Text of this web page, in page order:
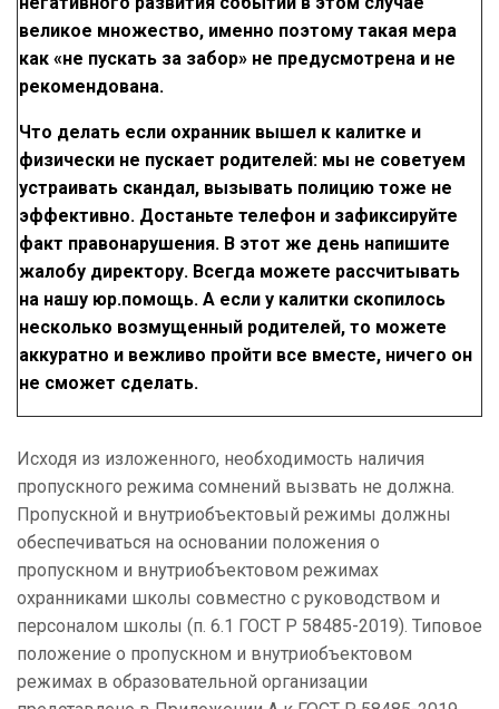
великое множество, именно поэтому такая мера
как «не пускать за забор» не предусмотрена и не
рекомендована.
Что делать если охранник вышел к калитке и
физически не пускает родителей: мы не советуем
устраивать скандал, вызывать полицию тоже не
эффективно. Достаньте телефон и зафиксируйте
факт правонарушения. В этот же день напишите
жалобу директору. Всегда можете рассчитывать
на нашу юр.помощь. А если у калитки скопилось
несколько возмущенный родителей, то можете
аккуратно и вежливо пройти все вместе, ничего он
не сможет сделать.
Исходя из изложенного, необходимость наличия
пропускного режима сомнений вызвать не должна.
Пропускной и внутриобъектовый режимы должны
обеспечиваться на основании положения о
пропускном и внутриобъектовом режимах
охранниками школы совместно с руководством и
персоналом школы (п. 6.1 ГОСТ Р 58485-2019). Типовое
положение о пропускном и внутриобъектовом
режимах в образовательной организации